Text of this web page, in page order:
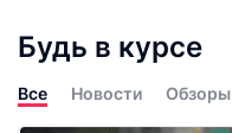
Будь в курсе
Все Новости Обзоры